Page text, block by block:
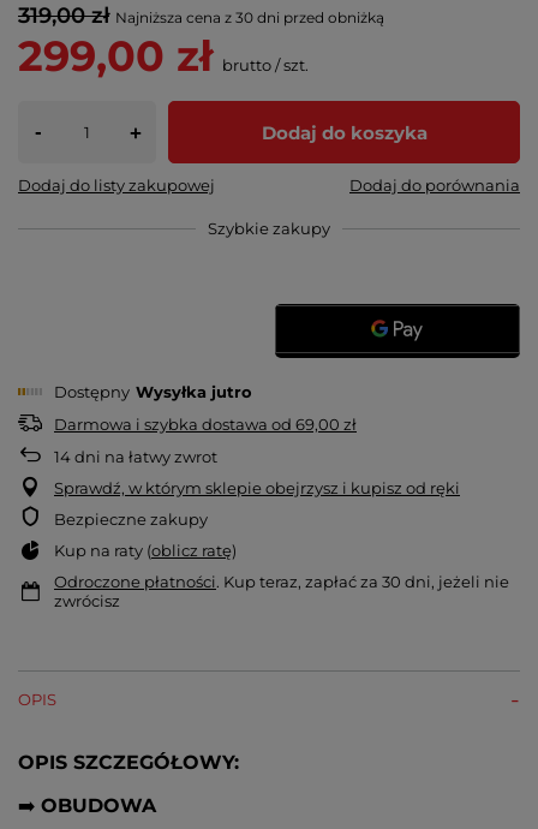
319,00 zł Najniższa cena z 30 dni przed obniżką
299,00 zł brutto/szt.
- + Dodaj do koszyka
Dodaj do listy zakupowej Dodaj do porównania
Szybkie zakupy
Dostępny Wysyłka jutro
Darmowa i szybka dostawa od 69,00 zł
14dni na łatwy zwrot
Sprawdź, w którym sklepie obejrzysz i kupisz od ręki
Bezpieczne zakupy
Kup na raty (oblicz ratę)
Odroczone płatności. Kup teraz, zapłać za 30 dni, jeżeli nie
zwrócisz
OPIS
OPIS SZCZEGÓŁOWY:
➡️ OBUDOWA